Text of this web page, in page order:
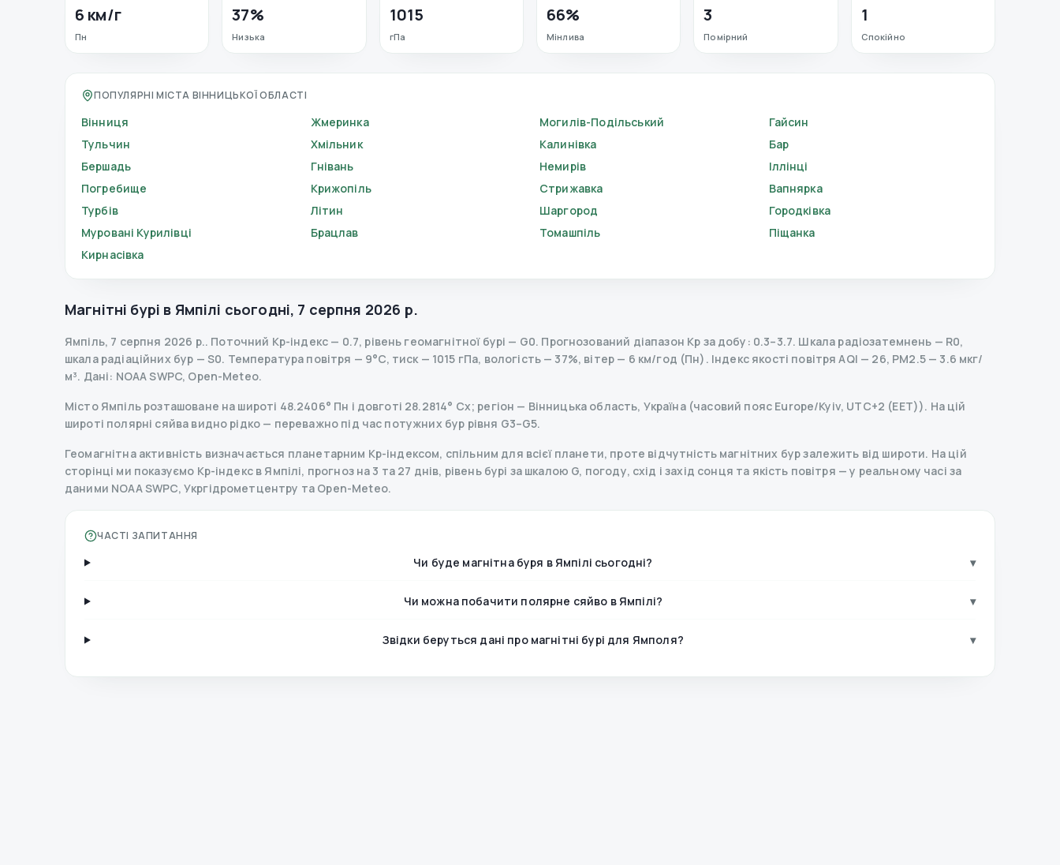
6 км/г
Пн
37%
Низька
1015
гПа
66%
Мінлива
3
Помірний
1
Спокійно
ПОПУЛЯРНІ МІСТА ВІННИЦЬКОЇ ОБЛАСТІ
Вінниця Жмеринка Могилів-Подільський
Гайсин
Тульчин
Хмільник Калинівка
Бар
Бершадь
Гнівань Немирів
Іллінці
Погребище
Крижопіль Стрижавка
Вапнярка
Турбів
Літин Шаргород
Городківка
Муровані Курилівці
Брацлав Томашпіль
Піщанка
Кирнасівка
Магнітні бурі в Ямпілі сьогодні, 7 серпня 2026 р.
Ямпіль, 7 серпня 2026 р.. Поточний Kp-індекс — 0.7, рівень геомагнітної бурі — G0. Прогнозований діапазон Kp за добу: 0.3–3.7. Шкала радіозатемнень — R0,
шкала радіаційних бур — S0. Температура повітря — 9°C, тиск — 1015 гПа, вологість — 37%, вітер — 6 км/год (Пн). Індекс якості повітря AQI — 26, PM2.5 — 3.6 мкг/
м³. Дані: NOAA SWPC, Open-Meteo.
Місто Ямпіль розташоване на широті 48.2406° Пн і довготі 28.2814° Сх; регіон — Вінницька область, Україна (часовий пояс Europe/Kyiv, UTC+2 (EET)). На цій
широті полярні сяйва видно рідко — переважно під час потужних бур рівня G3–G5.
Геомагнітна активність визначається планетарним Kp-індексом, спільним для всієї планети, проте відчутність магнітних бур залежить від широти. На цій
сторінці ми показуємо Kp-індекс в Ямпілі, прогноз на 3 та 27 днів, рівень бурі за шкалою G, погоду, схід і захід сонця та якість повітря — у реальному часі за
даними NOAA SWPC, Укргідрометцентру та Open-Meteo.
ЧАСТІ ЗАПИТАННЯ
Чи буде магнітна буря в Ямпілі сьогодні? ▾
Чи можна побачити полярне сяйво в Ямпілі? ▾
Звідки беруться дані про магнітні бурі для Ямполя? ▾